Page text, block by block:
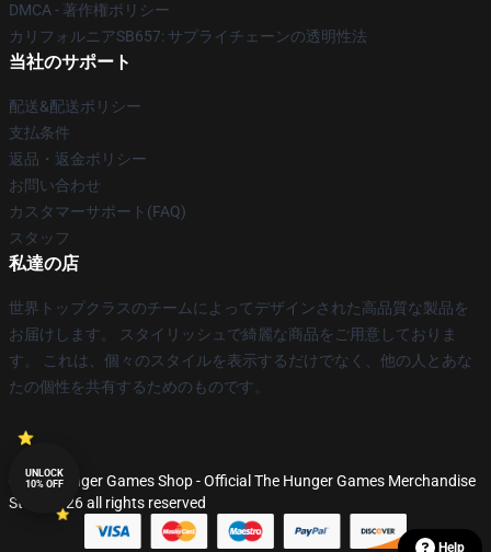
DMCA - 著作権ポリシー
カリフォルニアSB657: サプライチェーンの透明性法
当社のサポート
配送&配送ポリシー
支払条件
返品・返金ポリシー
お問い合わせ
カスタマーサポート(FAQ)
スタッフ
私達の店
世界トップクラスのチームによってデザインされた高品質な製品を
お届けします。 スタイリッシュで綺麗な商品をご用意しておりま
す。 これは、個々のスタイルを表示するだけでなく、他の人とあな
たの個性を共有するためのものです。
© The Hunger Games Shop - Official The Hunger Games Merchandise
Store 2026 all rights reserved
Help
UNLOCK
10% OFF